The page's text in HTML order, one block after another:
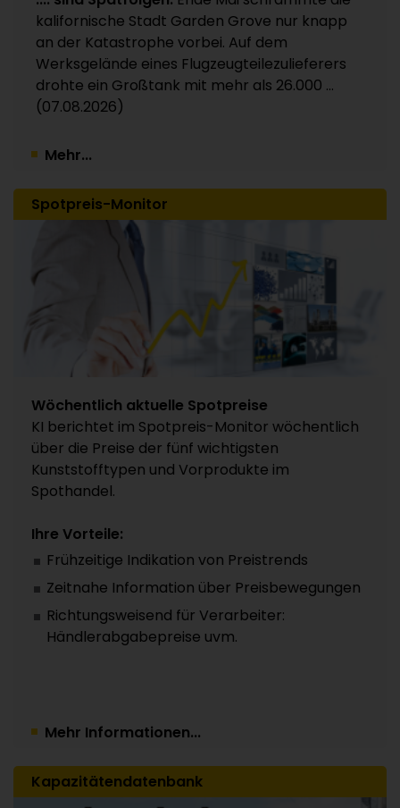
Kunststoffverpackungen an Investor Apax
Partners / 15 Werke betroffen
30.07.2026
kalifornische Stadt Garden Grove nur knapp
an der Katastrophe vorbei. Auf dem
Werksgelände eines Flugzeugteilezulieferers
drohte ein Großtank mit mehr als 26.000 ...
(07.08.2026)
Mehr...
Spotpreis-Monitor
Wöchentlich aktuelle Spotpreise
KI berichtet im Spotpreis-Monitor wöchentlich
über die Preise der fünf wichtigsten
Kunststofftypen und Vorprodukte im
Spothandel.
Ihre Vorteile:
Frühzeitige Indikation von Preistrends
Zeitnahe Information über Preisbewegungen
Richtungsweisend für Verarbeiter:
Händlerabgabepreise uvm.
Mehr Informationen...
Kapazitätendatenbank